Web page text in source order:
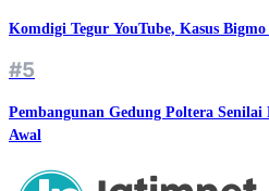
Komdigi Tegur YouTube, Kasus
#5
Pembangunan Gedung Poltera
Awal